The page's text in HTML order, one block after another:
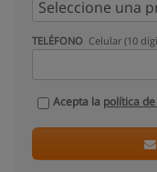
TELÉFONO Celular (10
Acepta la política